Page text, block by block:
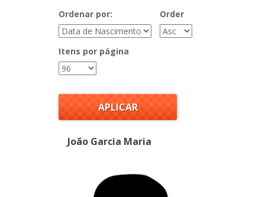
Ordenar por:
Order
Itens por página
João Garcia Maria
Páginas